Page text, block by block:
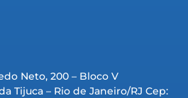
Neto, 200 – Bloco V
Tijuca – Rio de Janeiro/RJ Cep: